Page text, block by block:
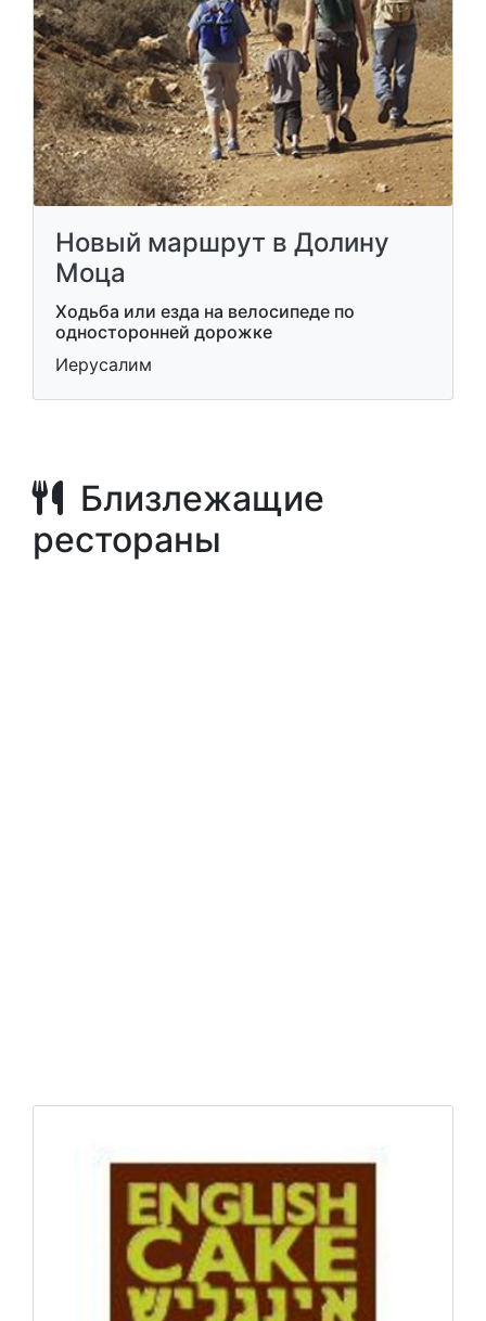
Новый маршрут в Долину
Моца
Ходьба или езда на велосипеде по
односторонней дорожке
Иерусалим
Близлежащие
рестораны